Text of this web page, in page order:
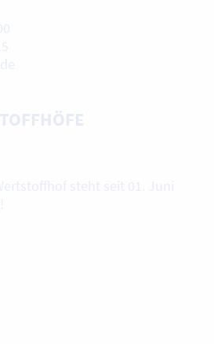
steht seit 01. Juni